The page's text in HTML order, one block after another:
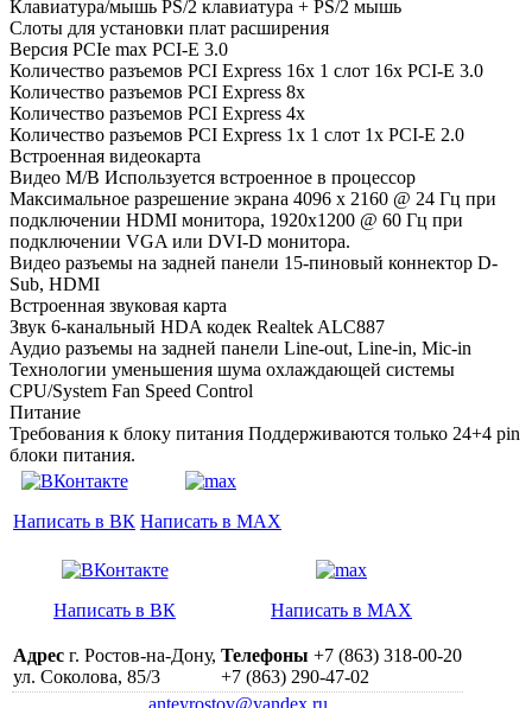
Клавиатура/мышь PS/2 клавиатура + PS/2 мышь
Слоты для установки плат расширения
Версия PCIe max PCI-E 3.0
Количество разъемов PCI Express 16x 1 слот 16x PCI-E 3.0
Количество разъемов PCI Express 8x
Количество разъемов PCI Express 4x
Количество разъемов PCI Express 1x 1 слот 1x PCI-E 2.0
Встроенная видеокарта
Видео M/B Используется встроенное в процессор
Максимальное разрешение экрана 4096 x 2160 @ 24 Гц при
подключении HDMI монитора, 1920х1200 @ 60 Гц при
подключении VGA или DVI-D монитора.
Видео разъемы на задней панели 15-пиновый коннектор D-
Sub, HDMI
Встроенная звуковая карта
Звук 6-канальный HDA кодек Realtek ALC887
Аудио разъемы на задней панели Line-out, Line-in, Mic-in
Технологии уменьшения шума охлаждающей системы
CPU/System Fan Speed Control
Питание
Требования к блоку питания Поддерживаются только 24+4 pin
блоки питания.
Написать в ВК Написать в MAX
Написать в ВК Написать в MAX
Адрес г. Ростов-на-Дону,
ул. Соколова, 85/3
Телефоны +7 (863) 318-00-20
+7 (863) 290-47-02
anteyrostov@yandex.ru